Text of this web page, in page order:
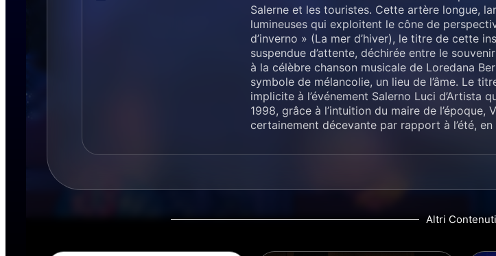
Salerne et les touristes. Cette artère longue,
lumineuses qui exploitent le cône de
d’inverno » (La mer d’hiver), le titre de cette
suspendue d’attente, déchirée entre le
à la célèbre chanson musicale de Loredana
symbole de mélancolie, un lieu de l’âme. Le
implicite à l’événement Salerno Luci d’Artista
1998, grâce à l’intuition du maire de
certainement décevante par rapport à l’été,
Altri Contenuti